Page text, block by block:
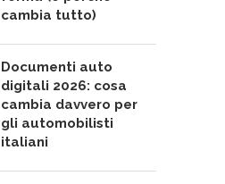
cambia tutto)
Documenti auto
digitali 2026: cosa
cambia davvero per
gli automobilisti
italiani